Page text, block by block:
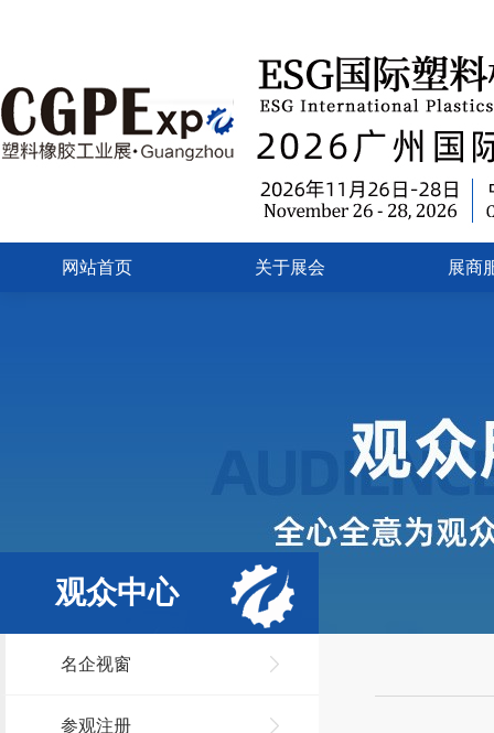
网站首页 关于展会 展商
观众中心
名企视窗
参观注册